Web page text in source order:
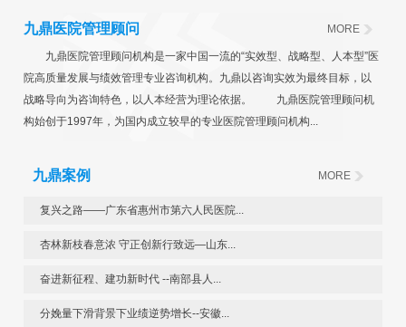
九鼎医院管理顾问 MORE
九鼎医院管理顾问机构是一家中国一流的“实效型、战略型、人本型”医
院高质量发展与绩效管理专业咨询机构。九鼎以咨询实效为最终目标，以
战略导向为咨询特色，以人本经营为理论依据。 九鼎医院管理顾问机
构始创于1997年，为国内成立较早的专业医院管理顾问机构...
九鼎案例 MORE
复兴之路——广东省惠州市第六人民医院...
杏林新枝春意浓 守正创新行致远—山东...
奋进新征程、建功新时代 --南部县人...
分娩量下滑背景下业绩逆势增长--安徽...